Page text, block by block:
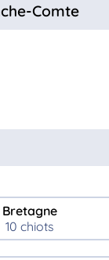
Comte
Bretagne
10 chiots